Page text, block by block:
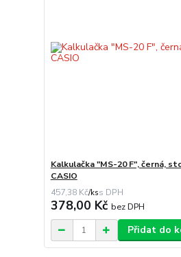
Kalkulačka "MS-20 F", černá,
CASIO
457,38 Kč/ks
378,00 Kč bez DPH
Přidat do